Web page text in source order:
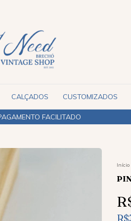
ENVIAMOS PARA TODO O BRASIL
CALÇADOS CUSTOMIZADOS
Início